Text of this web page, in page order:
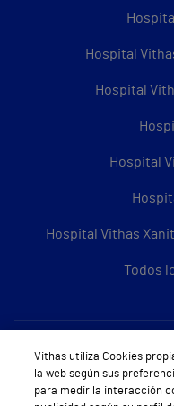
Hospital
Hospital
Hospital
Hospital Vithas
Todos
Vithas utiliza Cookies
la web según sus
para medir la interacción